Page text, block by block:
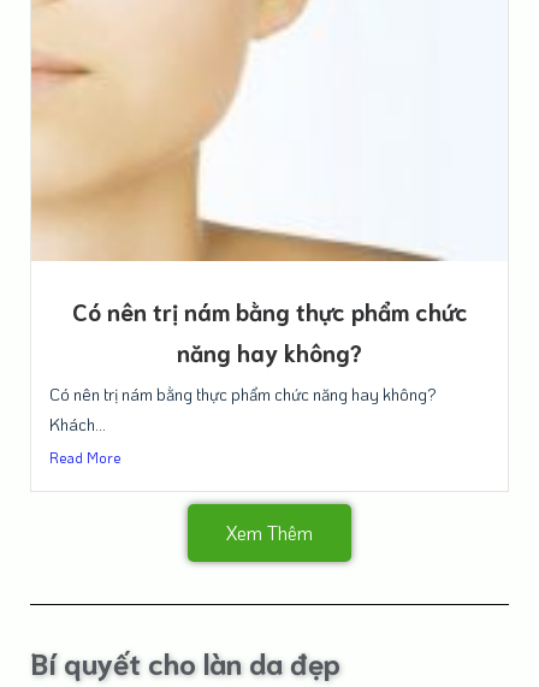
Có nên trị nám bằng thực phẩm chức
năng hay không?
Có nên trị nám bằng thực phẩm chức năng hay không?
Khách...
Read More
Xem Thêm
Bí quyết cho làn da đẹp